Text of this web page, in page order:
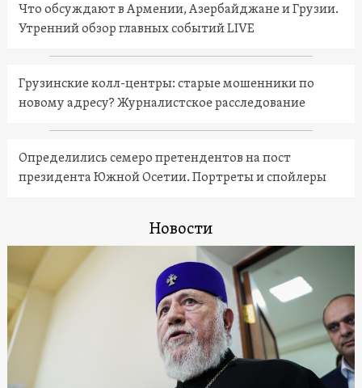
Что обсуждают в Армении, Азербайджане и Грузии.
Утренний обзор главных событий LIVE
Грузинские колл-центры: старые мошенники по
новому адресу? Журналистское расследование
Определились семеро претендентов на пост
президента Южной Осетии. Портреты и спойлеры
Новости